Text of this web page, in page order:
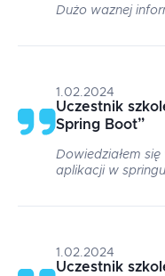
Dużo waznej
1.02.2024
Uczestnik
Spring Boot”
Dowiedziałem
aplikacji w springu
1.02.2024
Uczestnik